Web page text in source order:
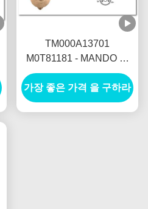
TM000A13701
M0T81181 - MANDO 시
동기 모터 12V 1.2KW 8T
MOTORES DE
ARRANQUE
가장 좋은 가격 을 구하라